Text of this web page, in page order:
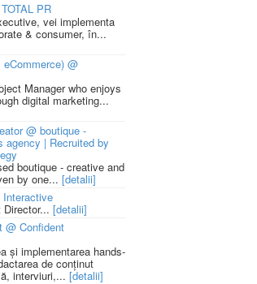
PR
vei implementa
& consumer, în...
@
Manager who enjoys
digital marketing...
@ boutique -
agency | Recruited by
boutique - creative and
by one... [detalii]
Director... [detalii]
@ Confident
și implementarea hands-
de conținut
interviuri,... [detalii]